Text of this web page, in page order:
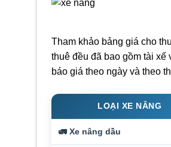
Tham khảo bảng giá cho
thuê đều đã bao gồm tài
báo giá theo ngày và theo
LOẠI XE NÂNG
🚛 Xe nâng dầu